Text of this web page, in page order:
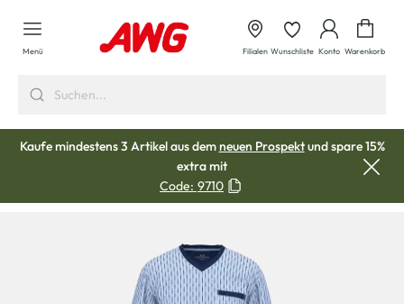
springen
Menü Filialen Wunschliste Konto Warenkorb
Kaufe mindestens 3 Artikel aus demneuen Prospektund spare 15%
extra mit
Code: 9710